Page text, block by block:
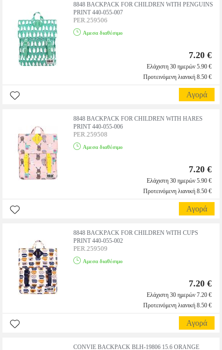
8848 BACKPACK FOR CHILDREN WITH PENGUINS
PRINT 440-055-007
PER.259506
Αμεσα διαθέσιμο
7.20 €
Ελάχιστη 30 ημερών 5.90 €
Προτεινόμενη λιανική 8.50 €
Αγορά
8848 BACKPACK FOR CHILDREN WITH HARES
PRINT 440-055-006
PER.259508
Αμεσα διαθέσιμο
7.20 €
Ελάχιστη 30 ημερών 5.90 €
Προτεινόμενη λιανική 8.50 €
Αγορά
8848 BACKPACK FOR CHILDREN WITH CUPS
PRINT 440-055-002
PER.259509
Αμεσα διαθέσιμο
7.20 €
Ελάχιστη 30 ημερών 7.20 €
Προτεινόμενη λιανική 8.50 €
Αγορά
CONVIE BACKPACK BLH-19806 15.6 ORANGE